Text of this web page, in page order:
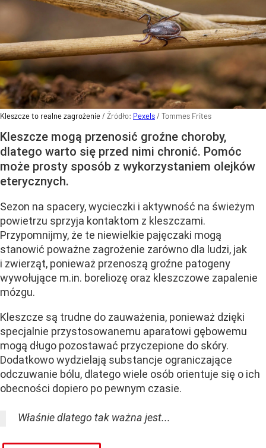
Kleszcze to realne zagrożenie/ Źródło: Pexels/ Tommes Frites
Kleszcze mogą przenosić groźne choroby,
dlatego warto się przed nimi chronić. Pomóc
może prosty sposób z wykorzystaniem olejków
eterycznych.
Sezon na spacery, wycieczki i aktywność na świeżym
powietrzu sprzyja kontaktom z kleszczami.
Przypomnijmy, że te niewielkie pajęczaki mogą
stanowić poważne zagrożenie zarówno dla ludzi, jak
i zwierząt, ponieważ przenoszą groźne patogeny
wywołujące m.in. boreliozę oraz kleszczowe zapalenie
mózgu.
Kleszcze są trudne do zauważenia, ponieważ dzięki
specjalnie przystosowanemu aparatowi gębowemu
mogą długo pozostawać przyczepione do skóry.
Dodatkowo wydzielają substancje ograniczające
odczuwanie bólu, dlatego wiele osób orientuje się o ich
obecności dopiero po pewnym czasie.
Właśnie dlatego tak ważna jest...